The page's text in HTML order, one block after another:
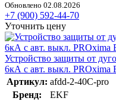
Обновлено 02.08.2026
+7 (900) 592-44-70
Уточнить цену
Устройство защиты от
6кА с авт. выкл. PROxima
Артикул: afdd-2-40C-pro
Бренд:
EKF